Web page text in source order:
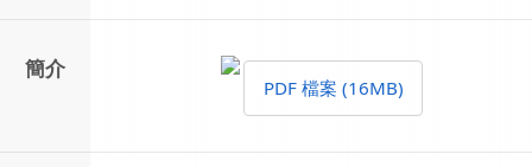
簡介
PDF 檔案 (16MB)